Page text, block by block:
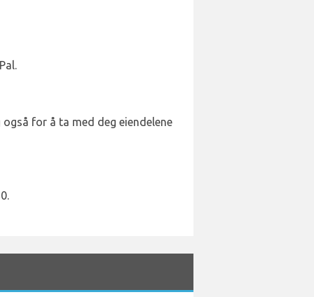
for å ta med deg eiendelene